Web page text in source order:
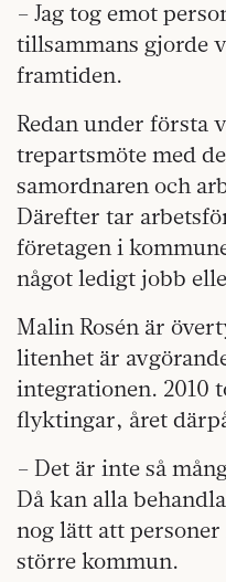
– Jag tog emot
tillsammans gjorde
framtiden.
Redan under första
trepartsmöte med
samordnaren och
Därefter tar
företagen i
något ledigt jobb
Malin Rosén är
litenhet är
integrationen. 2010
flyktingar, året
– Det är inte så
Då kan alla
nog lätt att
större kommun.